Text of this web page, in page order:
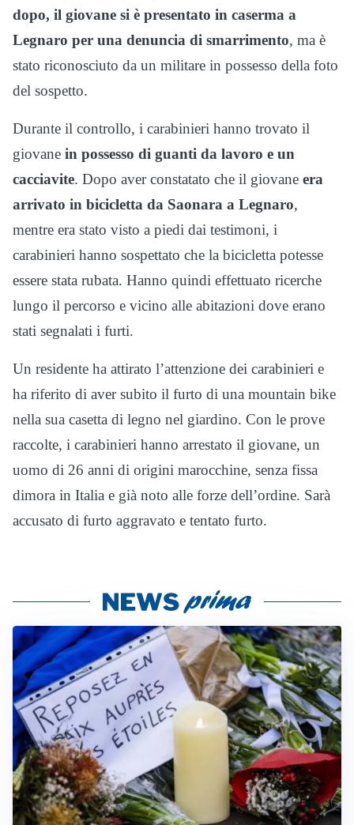
dopo, il giovane si è presentato in caserma a
Legnaro per una denuncia di smarrimento, ma è
stato riconosciuto da un militare in possesso della foto
del sospetto.
Durante il controllo, i carabinieri hanno trovato il
giovane in possesso di guanti da lavoro e un
cacciavite. Dopo aver constatato che il giovane era
arrivato in bicicletta da Saonara a Legnaro,
mentre era stato visto a piedi dai testimoni, i
carabinieri hanno sospettato che la bicicletta potesse
essere stata rubata. Hanno quindi effettuato ricerche
lungo il percorso e vicino alle abitazioni dove erano
stati segnalati i furti.
Un residente ha attirato l’attenzione dei carabinieri e
ha riferito di aver subito il furto di una mountain bike
nella sua casetta di legno nel giardino. Con le prove
raccolte, i carabinieri hanno arrestato il giovane, un
uomo di 26 anni di origini marocchine, senza fissa
dimora in Italia e già noto alle forze dell’ordine. Sarà
accusato di furto aggravato e tentato furto.